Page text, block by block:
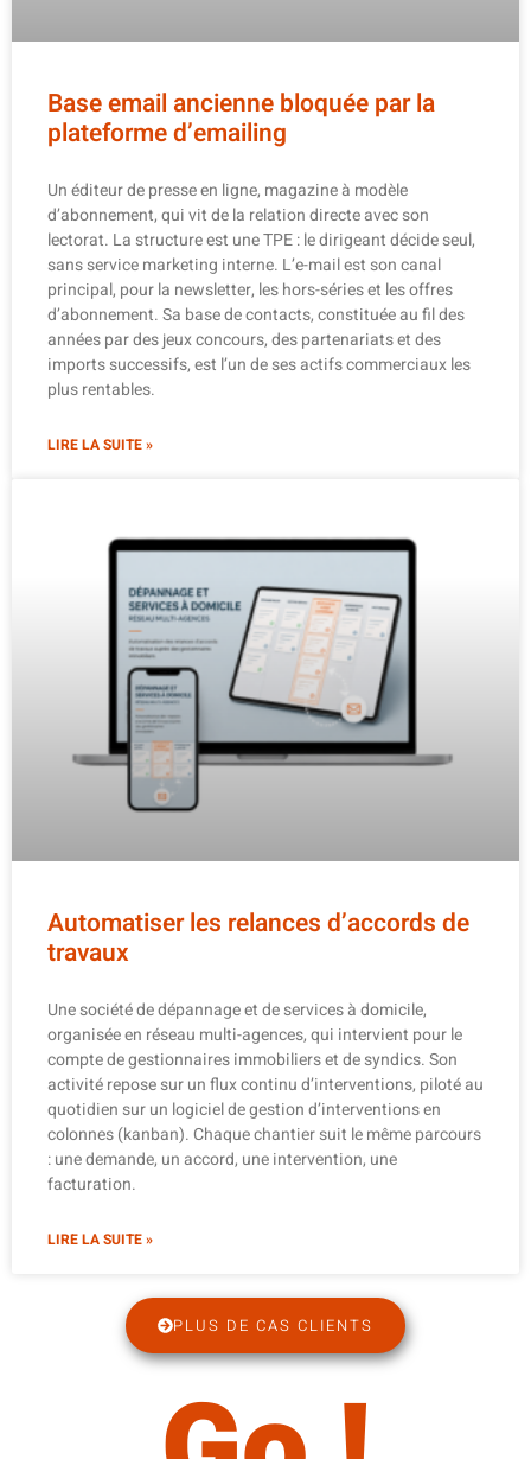
Base email ancienne bloquée par la
plateforme d’emailing
Un éditeur de presse en ligne, magazine à modèle
d’abonnement, qui vit de la relation directe avec son
lectorat. La structure est une TPE : le dirigeant décide seul,
sans service marketing interne. L’e-mail est son canal
principal, pour la newsletter, les hors-séries et les offres
d’abonnement. Sa base de contacts, constituée au fil des
années par des jeux concours, des partenariats et des
imports successifs, est l’un de ses actifs commerciaux les
plus rentables.
LIRE LA SUITE »
Automatiser les relances d’accords de
travaux
Une société de dépannage et de services à domicile,
organisée en réseau multi-agences, qui intervient pour le
compte de gestionnaires immobiliers et de syndics. Son
activité repose sur un flux continu d’interventions, piloté au
quotidien sur un logiciel de gestion d’interventions en
colonnes (kanban). Chaque chantier suit le même parcours
: une demande, un accord, une intervention, une
facturation.
LIRE LA SUITE »
PLUS DE CAS CLIENTS